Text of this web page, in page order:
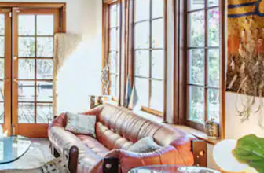
und unten oder erkunde die Ergebnisse durch